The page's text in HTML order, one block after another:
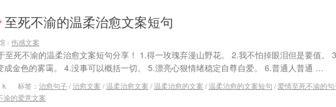
至死不渝的温柔治愈文案短句
-伤感文案
至死不渝的温柔治愈文案短句分享！ 1.得一玫瑰弃漫山野花。 2.我不怕掉眼泪但是要值。
成金色的雾霭。 4.没事可以概括一切。 5.漂亮心狠情绪稳定自尊自爱。 6.普通人普通 …
k 标签： 治愈句子/治愈文案 /温柔治愈文案 /温柔治愈的文案 /温柔治愈的文案短句 /爱情至死不渝的句
渝的爱意文案